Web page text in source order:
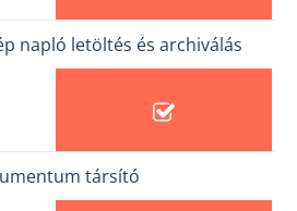
napló letöltés és archiválás
társító